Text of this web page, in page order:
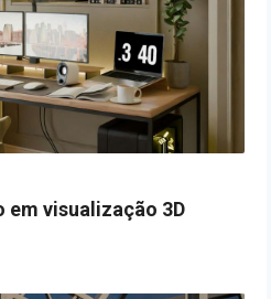
em visualização 3D